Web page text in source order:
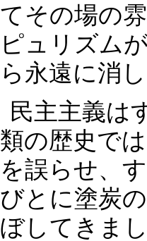
てその場の
ピュリズム
ら永遠に消
民主主義は
類の歴史で
を誤らせ、
びとに塗炭
ぼしてきま